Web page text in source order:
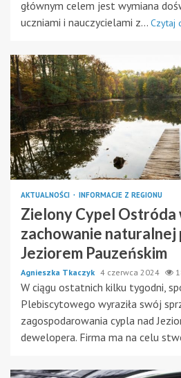
głównym celem jest wymiana
uczniami i nauczycielami z... Czytaj
AKTUALNOŚCI INFORMACJE Z REGIONU
Zielony Cypel Ostróda
zachowanie
Jeziorem Pauzeńskim
Agnieszka Tkaczyk 4 czerwca 2024
W ciągu ostatnich kilku tygodni,
Plebiscytowego wyraziła swój
zagospodarowania cypla nad
dewelopera. Firma ma na celu